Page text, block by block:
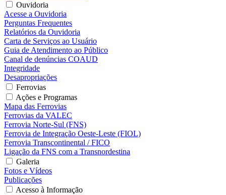
Ouvidoria
Acesse a Ouvidoria
Perguntas Frequentes
Relatórios da Ouvidoria
Carta de Serviços ao Usuário
Guia de Atendimento ao Público
Canal de denúncias COAUD
Integridade
Desapropriações
Ferrovias
Ações e Programas
Mapa das Ferrovias
Ferrovias da VALEC
Ferrovia Norte-Sul (FNS)
Ferrovia de Integração Oeste-Leste (FIOL)
Ferrovia Transcontinental / FICO
Ligação da FNS com a Transnordestina
Galeria
Fotos e Vídeos
Publicações
Acesso à Informação